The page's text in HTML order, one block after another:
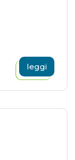
leggi